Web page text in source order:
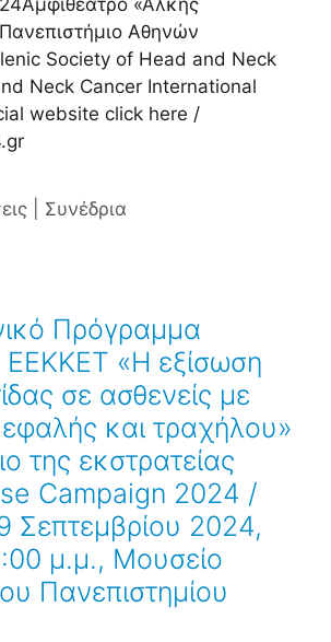
Αθηνών
Society of Head and Neck
Neck Cancer International
website click here /
| Συνέδρια
Πρόγραμμα
ΕΕΚΚΕΤ «Η εξίσωση
σε ασθενείς με
και τραχήλου»
της εκστρατείας
Campaign 2024 /
Σεπτεμβρίου 2024,
μ.μ., Μουσείο
Πανεπιστημίου